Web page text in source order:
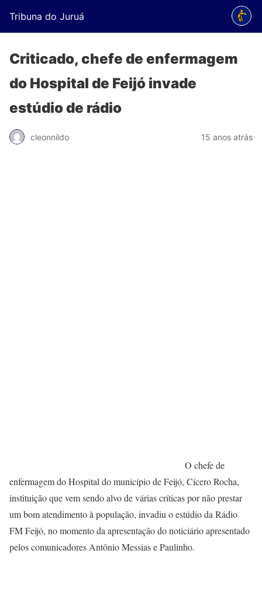
Tribuna do Juruá
Criticado, chefe de enfermagem
do Hospital de Feijó invade
estúdio de rádio
cleonnildo 15 anos atrás
O chefe de
enfermagem do Hospital do município de Feijó, Cícero Rocha,
instituição que vem sendo alvo de várias críticas por não prestar
um bom atendimento à população, invadiu o estúdio da Rádio
FM Feijó, no momento da apresentação do noticiário apresentado
pelos comunicadores Antônio Messias e Paulinho.